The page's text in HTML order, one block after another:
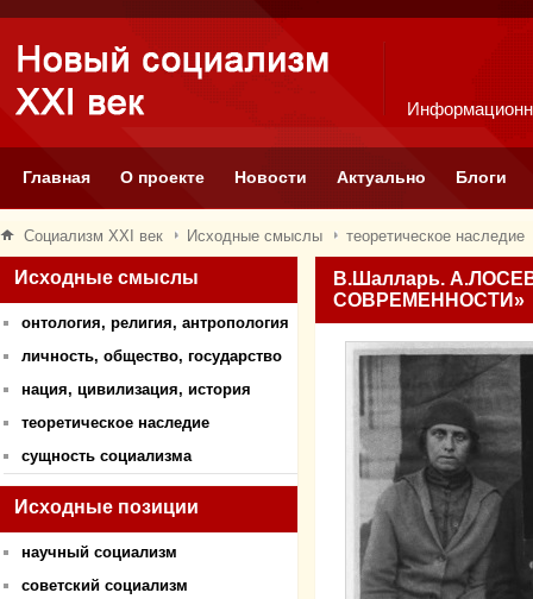
Главная О проекте Новости Актуально Блоги
Социализм XXI век Исходные смыслы теоретическое наследие
Исходные смыслы
онтология, религия, антропология
личность, общество, государство
нация, цивилизация, история
теоретическое наследие
сущность социализма
Исходные позиции
научный социализм
советский социализм
В.Шалларь.
СОВРЕМЕННОСТИ»